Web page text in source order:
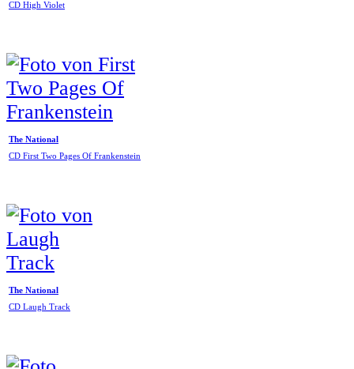
CD High Violet
The National
CD First Two Pages Of Frankenstein
The National
CD Laugh Track